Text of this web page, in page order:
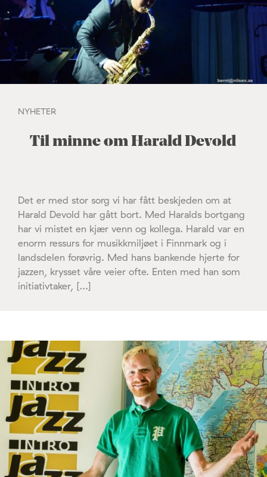
NYHETER
Til minne om Harald Devold
Det er med stor sorg vi har fått beskjeden om at
Harald Devold har gått bort. Med Haralds bortgang
har vi mistet en kjær venn og kollega. Harald var en
enorm ressurs for musikkmiljøet i Finnmark og i
landsdelen forøvrig. Med hans bankende hjerte for
jazzen, krysset våre veier ofte. Enten med han som
initiativtaker, […]